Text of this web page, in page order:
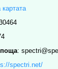
: spectri
spectri.net/